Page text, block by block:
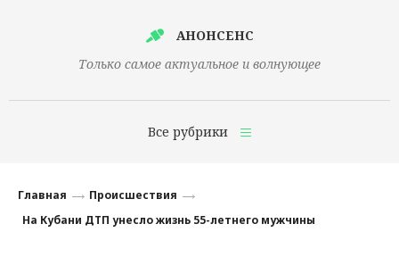
АНОНСЕНС
Только самое актуальное и волнующее
Все рубрики
Финансы
Главная
Происшествия
На Кубани ДТП унесло жизнь 55-летнего мужчины